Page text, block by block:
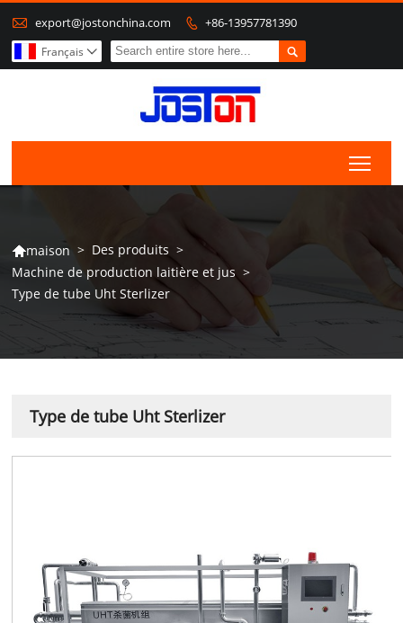
 export@jostonchina.com  +86-13957781390

Français 
maison > Des produits >
Machine de production laitière et jus >
Type de tube Uht Sterlizer
Type de tube Uht Sterlizer